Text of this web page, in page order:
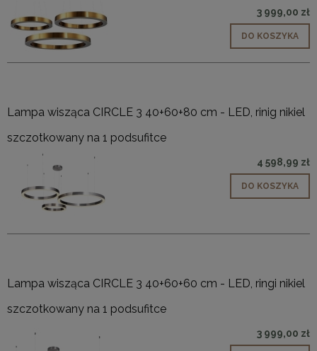
3 999,00 zł
DO KOSZYKA
Lampa wisząca CIRCLE 3 40+60+80 cm - LED, rinig nikiel
szczotkowany na 1 podsufitce
4 598,99 zł
DO KOSZYKA
Lampa wisząca CIRCLE 3 40+60+60 cm - LED, ringi nikiel
szczotkowany na 1 podsufitce
3 999,00 zł